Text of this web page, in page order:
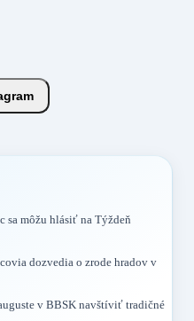
sa môžu hlásiť na Týždeň
dozvedia o zrode hradov v
v BBSK navštíviť tradičné